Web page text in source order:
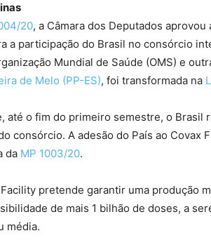
20, a Câmara dos Deputados aprovou
a participação do Brasil no consórcio
Mundial de Saúde (OMS) e
de Melo (PP-ES), foi transformada na
até o fim do primeiro semestre, o Brasil
consórcio. A adesão do País ao Covax
da MP 1003/20.
pretende garantir uma produção
de mais 1 bilhão de doses, a
média.